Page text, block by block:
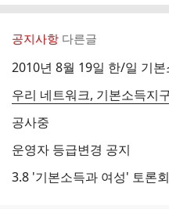
공지사항 다른글
공사중
운영자 등급변경 공지
3.8 '기본소득과 여성' 토론회